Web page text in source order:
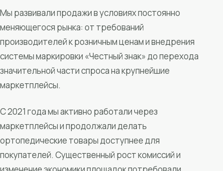
Мы развивали продажи в условиях постоянно
меняющегося рынка: от требований
производителей к розничным ценам и внедрения
системы маркировки «Честный знак» до перехода
значительной части спроса на крупнейшие
маркетплейсы.
С 2021 года мы активно работали через
маркетплейсы и продолжали делать
ортопедические товары доступнее для
покупателей. Существенный рост комиссий и